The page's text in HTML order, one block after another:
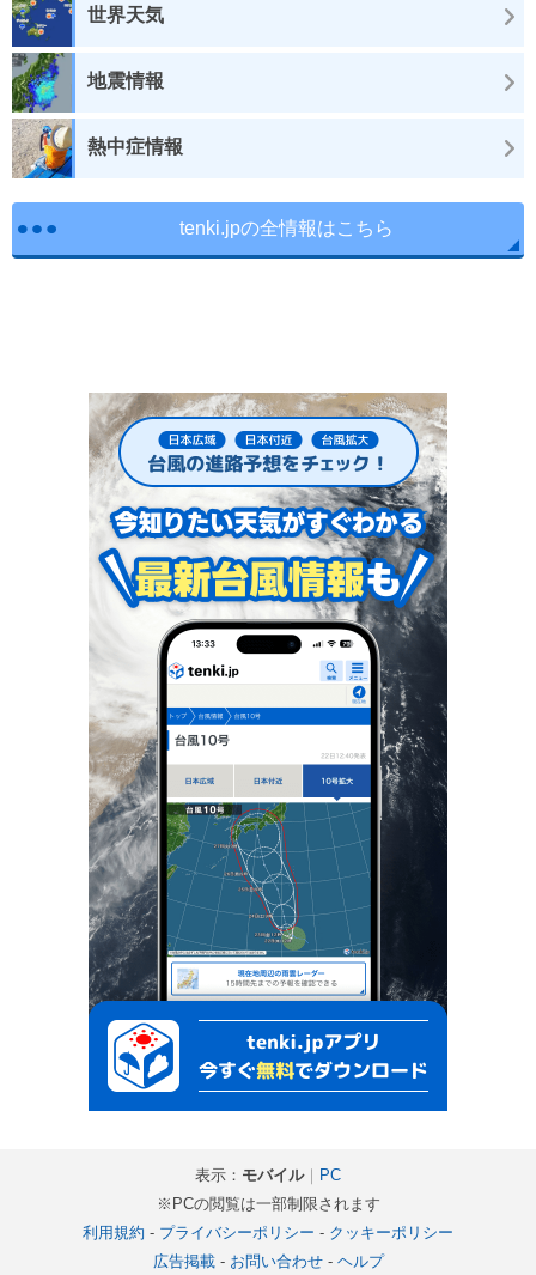
世界天気
地震情報
熱中症情報
tenki.jpの全情報はこちら
表示： モバイル｜ PC
※PCの閲覧は一部制限されます
利用規約 - プライバシーポリシー - クッキーポリシー
広告掲載- お問い合わせ- ヘルプ